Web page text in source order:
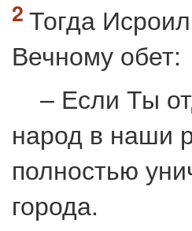
Тогда
Вечному обет:
– Если Ты
народ в наши
полностью
города.